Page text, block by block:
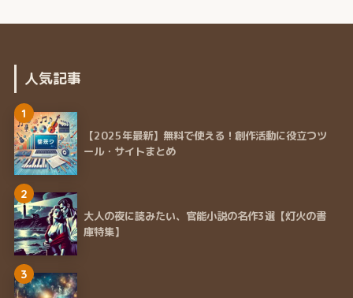
人気記事
1
【2025年最新】無料で使える！創作活動に役立つツ
ール・サイトまとめ
2
大人の夜に読みたい、官能小説の名作3選【灯火の書
庫特集】
3